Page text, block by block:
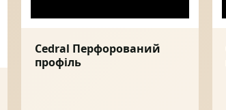
Cedral Перфорований
профіль